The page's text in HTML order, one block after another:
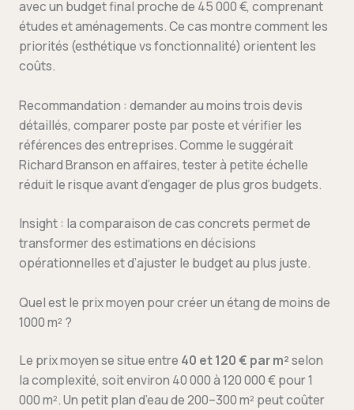
avec un budget final proche de 45 000 €, comprenant
études et aménagements. Ce cas montre comment les
priorités (esthétique vs fonctionnalité) orientent les
coûts.
Recommandation : demander au moins trois devis
détaillés, comparer poste par poste et vérifier les
références des entreprises. Comme le suggérait
Richard Branson en affaires, tester à petite échelle
réduit le risque avant d’engager de plus gros budgets.
Insight : la comparaison de cas concrets permet de
transformer des estimations en décisions
opérationnelles et d’ajuster le budget au plus juste.
Quel est le prix moyen pour créer un étang de moins de
1000 m² ?
Le prix moyen se situe entre 40 et 120 € par m²selon
la complexité, soit environ 40 000 à 120 000 € pour 1
000 m². Un petit plan d’eau de 200–300 m² peut coûter